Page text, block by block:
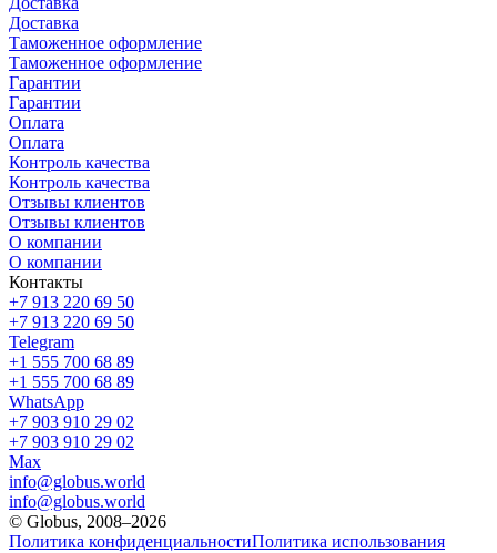
Доставка
Таможенное оформление
Таможенное оформление
Гарантии
Гарантии
Оплата
Оплата
Контроль качества
Контроль качества
Отзывы клиентов
Отзывы клиентов
О компании
О компании
Контакты
+7 913 220 69 50
+7 913 220 69 50
Telegram
+1 555 700 68 89
+1 555 700 68 89
WhatsApp
+7 903 910 29 02
+7 903 910 29 02
Max
info@globus.world
info@globus.world
© Globus, 2008–2026
Политика конфиденциальностиПолитика использования